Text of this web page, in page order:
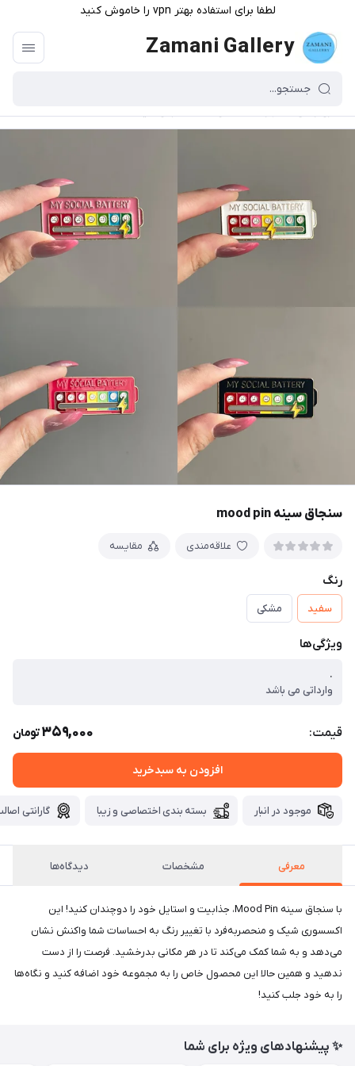
لطفا برای استفاده بهتر vpn را خاموش کنید
Zamani Gallery
سنجاق سینه mood pin
علاقه‌مندی مقایسه
رنگ
سفید مشکی
ویژگی‌ها
.
وارداتی می باشد
قیمت: 359,000تومان
افزودن به سبدخرید
موجود در انبار بسته بندی اختصاصی و زیبا گارانتی
معرفی مشخصات دیدگاه‌ها
با سنجاق سینه Mood Pin، جذابیت و استایل خود را دوچندان کنید! این
اکسسوری شیک و منحصربه‌فرد با تغییر رنگ به احساسات شما واکنش نشان
می‌دهد و به شما کمک می‌کند تا در هر مکانی بدرخشید. فرصت را از دست
ندهید و همین حالا این محصول خاص را به مجموعه خود اضافه کنید و نگاه‌ها
را به خود جلب کنید!
✨ پیشنهادهای ویژه برای شما